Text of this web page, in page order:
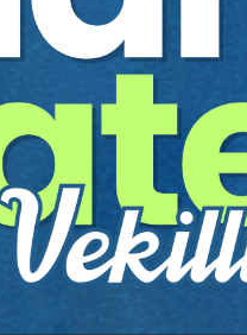
Deprem Hukuku
Tarihi: 25.04.2023